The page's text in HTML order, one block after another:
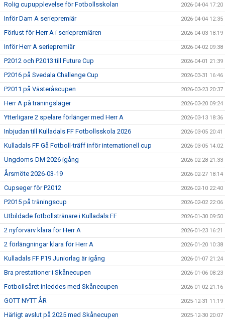
Rolig cupupplevelse för Fotbollsskolan 2026-04-04 17:20
Inför Dam A seriepremiär 2026-04-04 12:35
Förlust för Herr A i seriepremiären 2026-04-03 18:19
Inför Herr A seriepremiär 2026-04-02 09:38
P2012 och P2013 till Future Cup 2026-04-01 21:39
P2016 på Svedala Challenge Cup 2026-03-31 16:46
P2011 på Västeråscupen 2026-03-23 20:37
Herr A på träningsläger 2026-03-20 09:24
Ytterligare 2 spelare förlänger med Herr A 2026-03-13 18:36
Inbjudan till Kulladals FF Fotbollsskola 2026 2026-03-05 20:41
Kulladals FF Gå Fotboll-träff inför internationell cup 2026-03-05 14:02
Ungdoms-DM 2026 igång 2026-02-28 21:33
Årsmöte 2026-03-19 2026-02-27 18:14
Cupseger för P2012 2026-02-10 22:40
P2015 på träningscup 2026-02-02 22:06
Utbildade fotbollstränare i Kulladals FF 2026-01-30 09:50
2 nyförvärv klara för Herr A 2026-01-23 16:21
2 förlängningar klara för Herr A 2026-01-20 10:38
Kulladals FF P19 Juniorlag är igång 2026-01-07 21:24
Bra prestationer i Skånecupen 2026-01-06 08:23
Fotbollsåret inleddes med Skånecupen 2026-01-02 21:16
GOTT NYTT ÅR 2025-12-31 11:19
Härligt avslut på 2025 med Skånecupen 2025-12-30 20:07